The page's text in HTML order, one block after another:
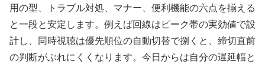
用の型、トラブル対処、マナー、便利機能の六点を揃える
と一段と安定します。例えば回線はピーク帯の実効値で設
計し、同時視聴は優先順位の自動切替で捌くと、締切直前
の判断がぶれにくくなります。今日からは自分の遅延幅と